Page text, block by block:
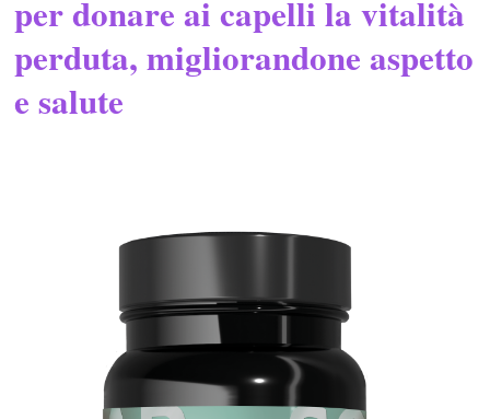
per donare ai capelli la vitalità
perduta, migliorandone aspetto
e salute